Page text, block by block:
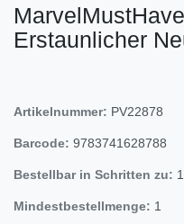
Erstaunlicher
Artikelnummer: PV22878
Barcode: 9783741628788
Bestellbar in Schritten zu: 1
Mindestbestellmenge: 1